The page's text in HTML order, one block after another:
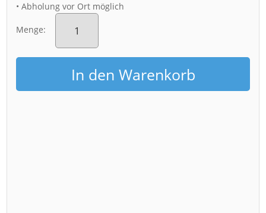
• Abholung vor Ort möglich
Menge:
Alu-
Dibond
Theaterplatz
im
Morgenrot
MengeIn den Warenkorb